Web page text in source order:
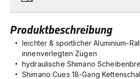
Produktbeschreibung
leichter & sportlicher Aluminium-
innenverlegten Zügen
hydraulische Shimano
Shimano Cues 18-Gang